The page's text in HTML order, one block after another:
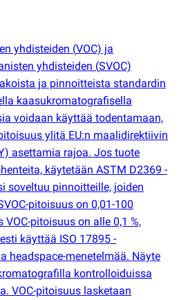
yhdisteiden (VOC) ja
yhdisteiden (SVOC)
ja pinnoitteista standardin
kaasukromatografisella
voidaan käyttää todentamaan,
ylitä EU:n maalidirektiivin
asettamia rajoa. Jos tuote
käytetään ASTM D2369 -
soveltuu pinnoitteille, joiden
pitoisuus on 0,01-100
pitoisuus on alle 0,1 %,
käyttää ISO 17895 -
headspace-menetelmää. Näyte
kontrolloiduissa
VOC-pitoisuus lasketaan